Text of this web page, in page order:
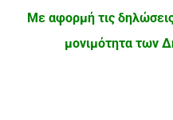
Με αφορμή τις
μονιμότητα των